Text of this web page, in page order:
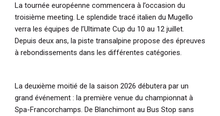
La tournée européenne commencera à l’occasion du
troisième meeting. Le splendide tracé italien du Mugello
verra les équipes de l’Ultimate Cup du 10 au 12 juillet.
Depuis deux ans, la piste transalpine propose des épreuves
à rebondissements dans les différentes catégories.
La deuxième moitié de la saison 2026 débutera par un
grand événement : la première venue du championnat à
Spa-Francorchamps. De Blanchimont au Bus Stop sans